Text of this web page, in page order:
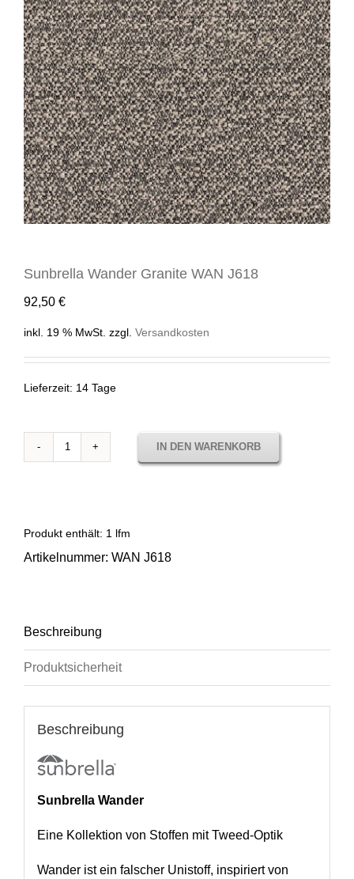
Sunbrella Wander Granite WAN J618
92,50 €
inkl. 19 % MwSt. zzgl. Versandkosten
Lieferzeit: 14 Tage
Sunbrella
J618
IN DEN WARENKORB
Produkt enthält: 1 lfm
Artikelnummer: WAN J618
Beschreibung
Produktsicherheit
Beschreibung
Sunbrella Wander
Eine Kollektion von Stoffen mit Tweed-Optik
Wander ist ein falscher Unistoff, inspiriert von